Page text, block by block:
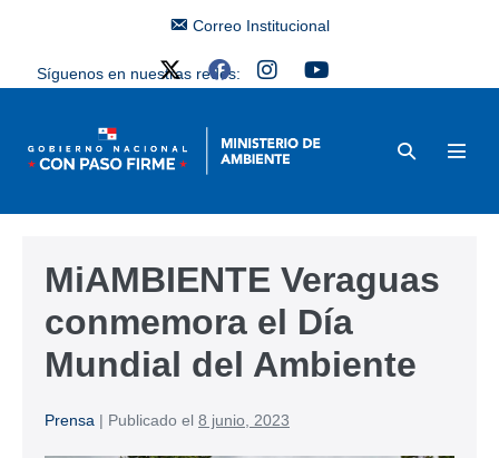
Correo Institucional
Síguenos en nuestras redes:
MiAMBIENTE Veraguas
conmemora el Día
Mundial del Ambiente
Prensa | Publicado el 8 junio, 2023